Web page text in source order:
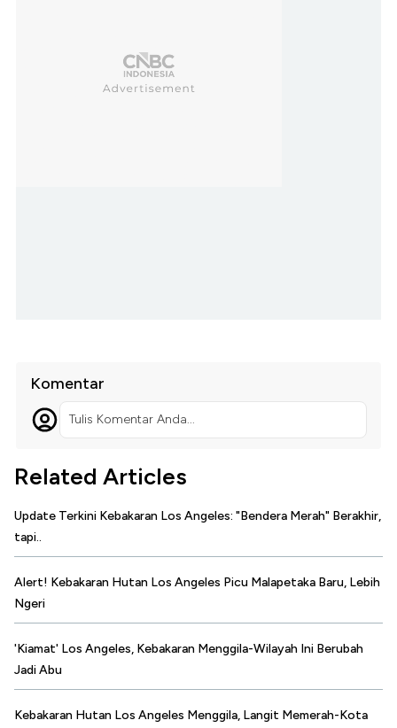
Komentar
Tulis Komentar Anda...
Related Articles
Update Terkini Kebakaran Los Angeles: "Bendera Merah" Berakhir,
tapi..
Alert! Kebakaran Hutan Los Angeles Picu Malapetaka Baru, Lebih
Ngeri
'Kiamat' Los Angeles, Kebakaran Menggila-Wilayah Ini Berubah
Jadi Abu
Kebakaran Hutan Los Angeles Menggila, Langit Memerah-Kota